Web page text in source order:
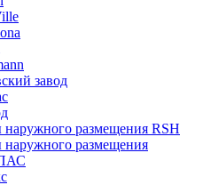
завод
наружного размещения RSH
наружного размещения